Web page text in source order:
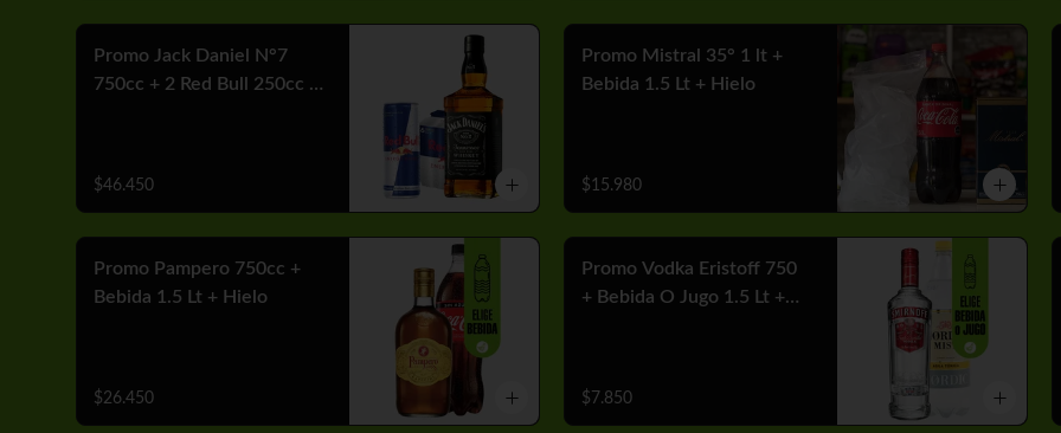
Promo Jack Daniel N°7
750cc + 2 Red Bull 250cc +
$46.450
Promo Mistral 35° 1 lt +
Bebida 1.5 Lt + Hielo
$15.980
Promo Pampero 750cc +
Bebida 1.5 Lt + Hielo
$26.450
Promo Vodka Eristoff 750
+ Bebida O Jugo 1.5 Lt +
$7.850